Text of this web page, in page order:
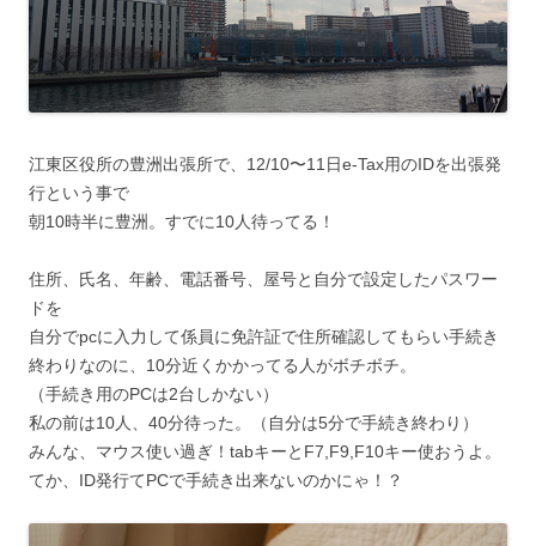
江東区役所の豊洲出張所で、12/10〜11日e-Tax用のIDを出張発
行という事で
朝10時半に豊洲。すでに10人待ってる！
住所、氏名、年齢、電話番号、屋号と自分で設定したパスワー
ドを
自分でpcに入力して係員に免許証で住所確認してもらい手続き
終わりなのに、10分近くかかってる人がボチボチ。
（手続き用のPCは2台しかない）
私の前は10人、40分待った。（自分は5分で手続き終わり）
みんな、マウス使い過ぎ！tabキーとF7,F9,F10キー使おうよ。
てか、ID発行てPCで手続き出来ないのかにゃ！？